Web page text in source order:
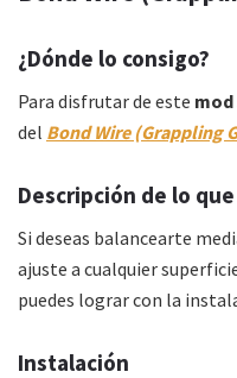
¿Dónde lo consigo?
Para disfrutar de este mod
del Bond Wire (Grappling
Descripción de lo
Si deseas balancearte
ajuste a cualquier
puedes lograr con la
Instalación